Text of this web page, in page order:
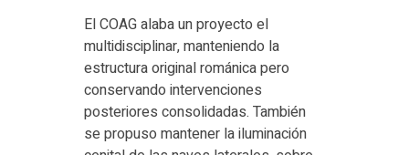
El COAG alaba un proyecto el
multidisciplinar, manteniendo la
estructura original románica pero
conservando intervenciones
posteriores consolidadas. También
se propuso mantener la iluminación